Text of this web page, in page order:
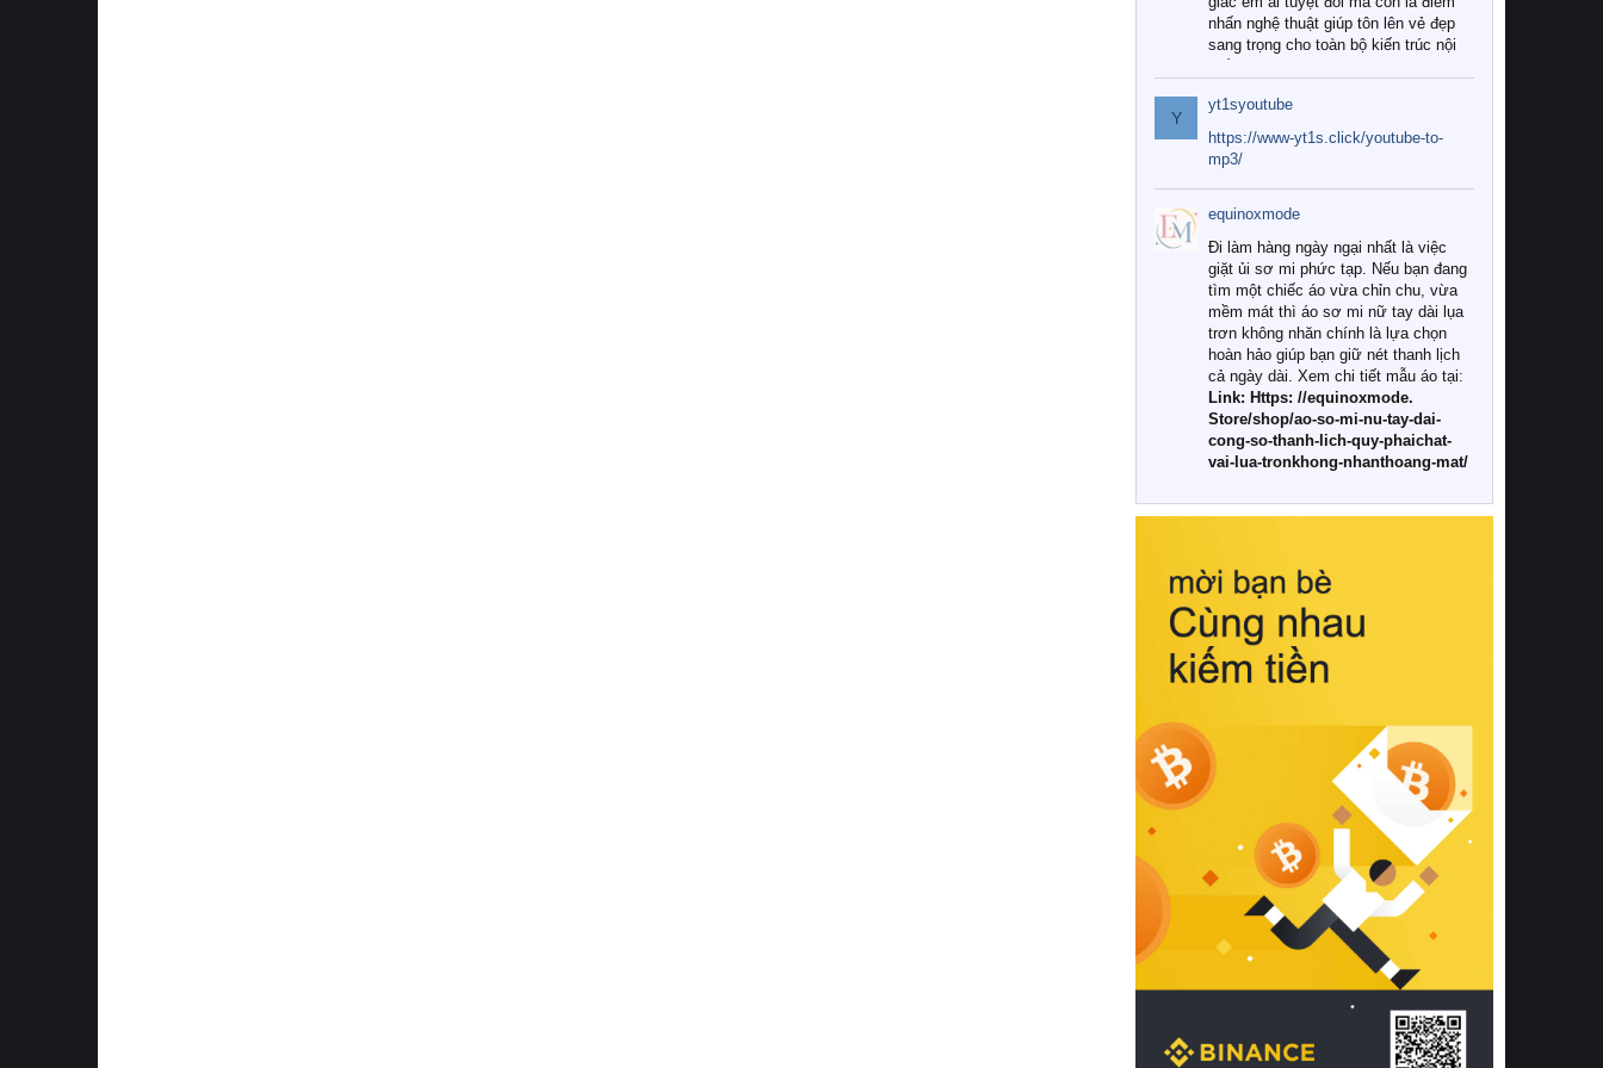
nhấn nghệ thuật giúp tôn lên vẻ đẹp
sang trọng cho toàn bộ kiến trúc nội
Tuy nhiên, giữa thị trường đa dạng
với vô vàn thương hiệu và mẫu mã
như hiện nay, làm thế nào để chọn
được những bộ chăn ga gối đệm cao
cấp thực sự chất lượng, phù hợp với
khí hậu và nhu cầu sử dụng của gia
đình? Hãy cùng chúng tôi đi tìm lời
giải đáp chi tiết qua bài viết dưới đây.
1. Tại sao các gia đình hiện đại lại ưa
chuộng chăn ga gối đệm cao cấp?
Khác với các dòng sản phẩm thông
thường, những bộ chăn ga gối đệm
cao cấp trải qua quy trình sản xuất
nghiêm ngặt từ khâu chọn lọc nguyên
liệu tự nhiên đến công nghệ dệt
nhuộm hiện đại không chứa hóa chất
này, bạn sẽ cảm nhận rõ rệt sự khác
hồi chuẩn xác của phần đệm nâng đỡ
cột sống.
Bên cạnh đó, việc lựa chọn các dòng
sản phẩm đạt chuẩn chất lượng quốc
tế còn giúp ngăn ngừa tình trạng kích
khuẩn và nấm mốc trong điều kiện
thời tiết nóng ẩm. Bạn có thể tìm hiểu
thêm các nghiên cứu khoa học về tác
động của giấc ngủ và môi trường
phòng ngủ đối với sức khỏe con
người tại Sleep Foundation (External
Link) để có cái nhìn toàn diện hơn.
2. Các tiêu chí vàng khi lựa chọn
chăn ga gối đệm cao cấp cho phòng
ngủ
Để sở hữu một bộ chăn ga gối đệm
cao cấp hoàn hảo cả về thẩm mỹ lẫn
công năng, người tiêu dùng cần cân
nhắc kỹ lưỡng các tiêu chí quan trọng
Y
yt1syoutube
https://www-yt1s.click/youtube-to-
mp3/
equinoxmode
Đi làm hàng ngày ngại nhất là việc
giặt ủi sơ mi phức tạp. Nếu bạn đang
tìm một chiếc áo vừa chỉn chu, vừa
mềm mát thì áo sơ mi nữ tay dài lụa
trơn không nhăn chính là lựa chọn
hoàn hảo giúp bạn giữ nét thanh lịch
cả ngày dài. Xem chi tiết mẫu áo tại:
Link: Https: //equinoxmode.
Store/shop/ao-so-mi-nu-tay-dai-
cong-so-thanh-lich-quy-phaichat-
vai-lua-tronkhong-nhanthoang-mat/